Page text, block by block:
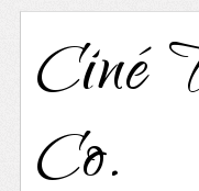
Ciné
Co.